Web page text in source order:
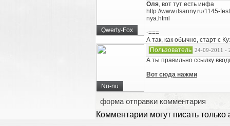
Qwerty-Fox
Оля, вот тут есть инфа
http://www.ilsanny.ru/1145-
nya.html
-===
А так, как обычно, старт с
Nu-nu
Пользователь 24-09-2011 -
А ты правильно ссылку
Вот сюда нажми
форма отправки комментария
Комментарии могут писать